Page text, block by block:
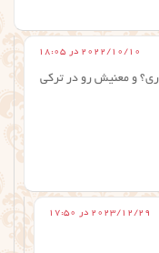
2022/10/10 در 18:05
و معنیش رو در ترکی
2023/12/29 در 17:50